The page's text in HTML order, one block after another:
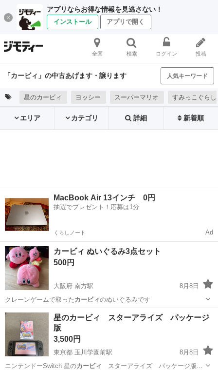
アプリならお得な情報を見逃さない！
インストール アプリで開く
全国 検索 ログイン 投稿
「カービィ」の中古あげます・譲ります 人気キーワード
星のカービィ ヨッシー スーパーマリオ すみっこぐらし
エリア カテゴリ 詳細 新着順
MacBook Air 13インチ 0円
抽選でプレゼント！応募は1分
くらしノート Ad
カービィ ぬいぐるみ3点セット
500円
大阪府 南方駅
8月8日
クレーンゲームで取った カービィのぬいぐるみです
大阪 大阪市 おもちゃ カービィ
星のカービィ スターアライズ パッケージ
版
3,500円
東京都 玉川学園前駅
8月8日
ニンテンドーSwitch 星のカービィ
スターアライズ パッケージ版で